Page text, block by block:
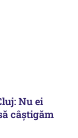
Nu ei
câștigăm